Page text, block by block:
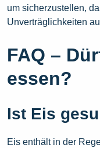
um sicherzustellen,
Unverträglichkeiten
FAQ –
essen?
Ist Eis
Eis enthält in der